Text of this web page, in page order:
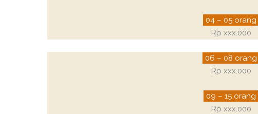
04 – 05 orang
Rp xxx.000
06 – 08 orang
Rp xxx.000
09 – 15 orang
Rp xxx.000